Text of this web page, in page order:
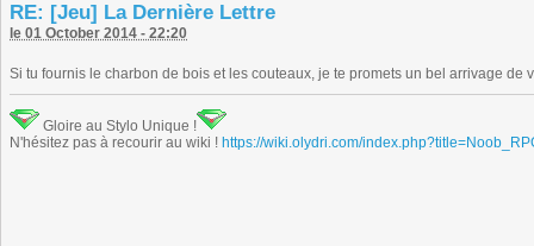
RE: [Jeu] La Dernière Lettre
le 01 October 2014 - 22:20
Si tu fournis le charbon de bois et les couteaux, je te promets un bel arrivage de
Gloire au Stylo Unique !
N'hésitez pas à recourir au wiki ! https://wiki.olydri.com/